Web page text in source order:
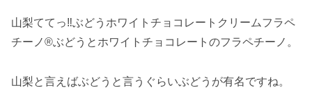
山梨ててっ‼ぶどうホワイトチョコレートクリームフラペ
チーノ®ぶどうとホワイトチョコレートのフラペチーノ。
山梨と言えばぶどうと言うぐらいぶどうが有名ですね。